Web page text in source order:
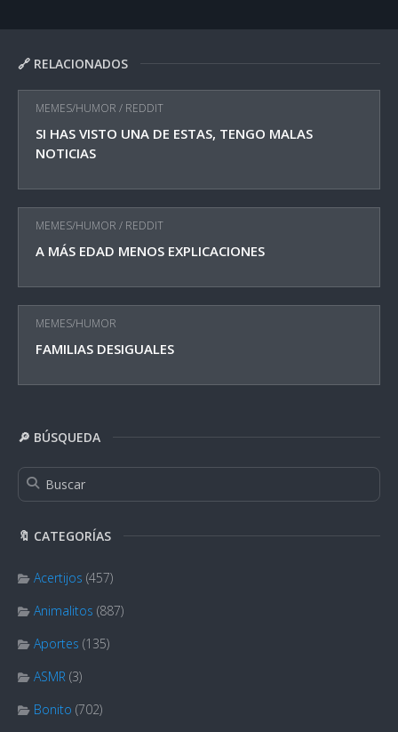
🔗 RELACIONADOS
MEMES/HUMOR / REDDIT
SI HAS VISTO UNA DE ESTAS, TENGO MALAS
NOTICIAS
MEMES/HUMOR / REDDIT
A MÁS EDAD MENOS EXPLICACIONES
MEMES/HUMOR
FAMILIAS DESIGUALES
🔎 BÚSQUEDA
🔖 CATEGORÍAS
Acertijos (457)
Animalitos (887)
Aportes (135)
ASMR (3)
Bonito (702)